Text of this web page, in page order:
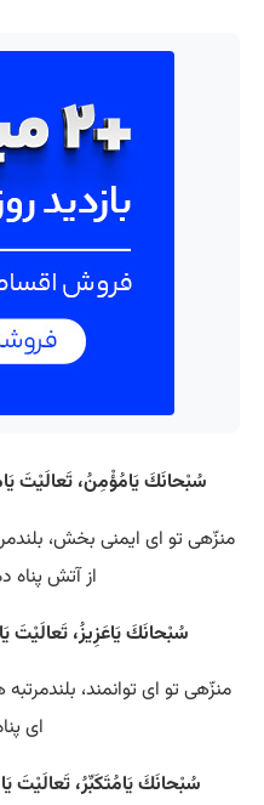
سُبْحانَكَ يَامُؤْمِنُ، تَعالَيْتَ
منزّهی تو ای ایمنی بخش،
از آتش پناه
سُبْحانَكَ يَاعَزِيزُ، تَعالَيْتَ
منزّهی تو ای توانمند،
ای
سُبْحانَكَ يَامُتَكَبِّرُ، تَعالَيْتَ